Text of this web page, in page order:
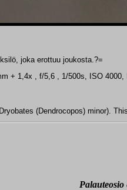
joka erottuu joukosta.?=
+ 1,4x , f/5,6 , 1/500s, ISO 4000,
(Dendrocopos) minor).
Palauteosio